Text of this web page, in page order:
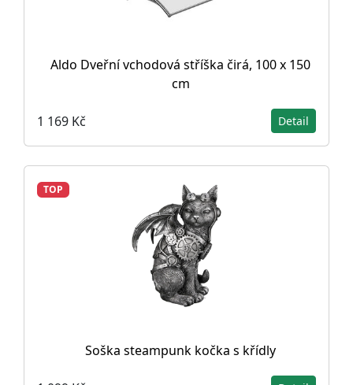
Aldo Dveřní vchodová stříška čirá, 100 x 150
cm
1 169 Kč Detail
TOP
Soška steampunk kočka s křídly